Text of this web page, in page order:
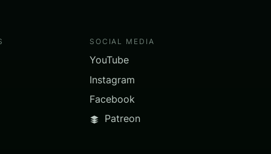
SOCIAL MEDIA
YouTube
Instagram
Facebook
Patreon